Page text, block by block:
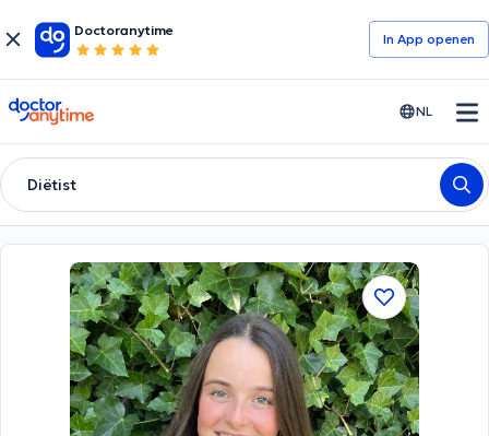
Doctoranytime
In App openen
doctoranytime NL
Diëtist